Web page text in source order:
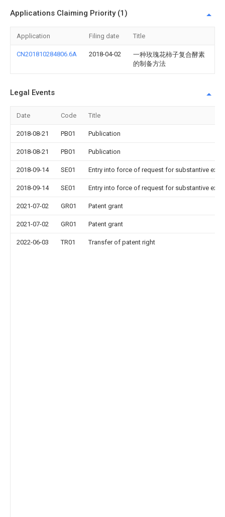
Applications Claiming Priority (1)
Application Filing date Title
CN201810284806.6A 2018-04-02
一种玫瑰花柿子复合酵素
的制备方法
Legal Events
Date Code Title
2018-08-21 PB01 Publication
2018-08-21 PB01 Publication
2018-09-14 SE01 Entry into force of request for substantive
2018-09-14 SE01 Entry into force of request for substantive
2021-07-02 GR01 Patent grant
2021-07-02 GR01 Patent grant
2022-06-03 TR01 Transfer of patent right